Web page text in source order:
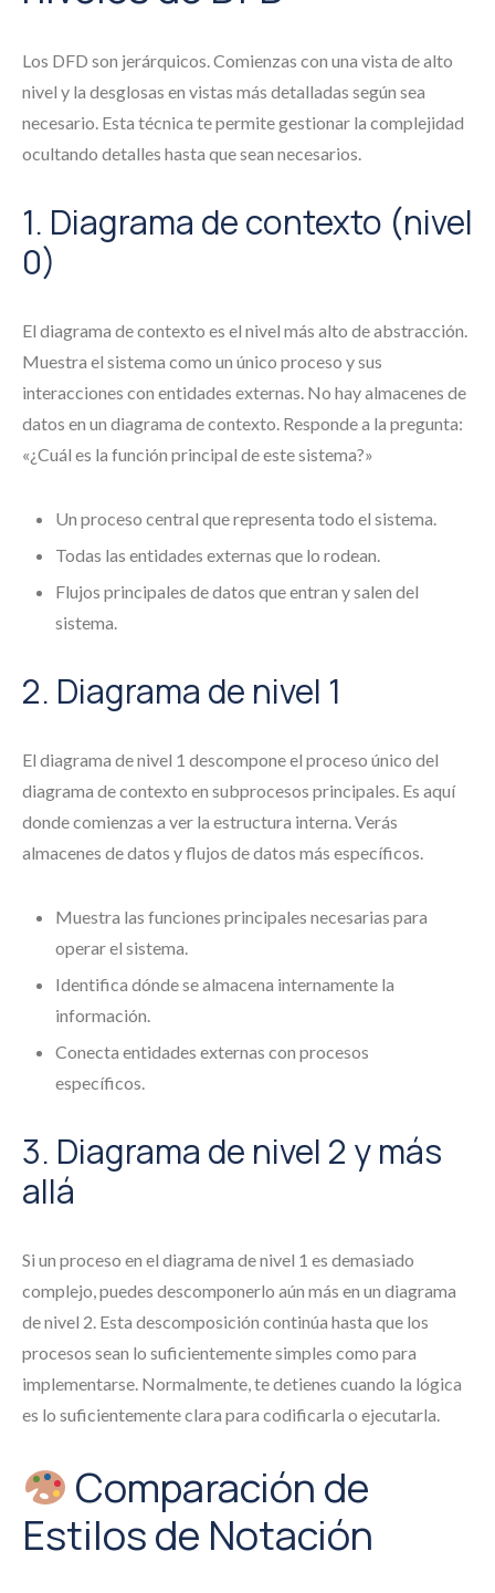
Los DFD son jerárquicos. Comienzas con una vista de alto
nivel y la desglosas en vistas más detalladas según sea
necesario. Esta técnica te permite gestionar la complejidad
ocultando detalles hasta que sean necesarios.
1. Diagrama de contexto (nivel
0)
El diagrama de contexto es el nivel más alto de abstracción.
Muestra el sistema como un único proceso y sus
interacciones con entidades externas. No hay almacenes de
datos en un diagrama de contexto. Responde a la pregunta:
«¿Cuál es la función principal de este sistema?»
Un proceso central que representa todo el sistema.
Todas las entidades externas que lo rodean.
Flujos principales de datos que entran y salen del
sistema.
2. Diagrama de nivel 1
El diagrama de nivel 1 descompone el proceso único del
diagrama de contexto en subprocesos principales. Es aquí
donde comienzas a ver la estructura interna. Verás
almacenes de datos y flujos de datos más específicos.
Muestra las funciones principales necesarias para
operar el sistema.
Identifica dónde se almacena internamente la
información.
Conecta entidades externas con procesos
específicos.
3. Diagrama de nivel 2 y más
allá
Si un proceso en el diagrama de nivel 1 es demasiado
complejo, puedes descomponerlo aún más en un diagrama
de nivel 2. Esta descomposición continúa hasta que los
procesos sean lo suficientemente simples como para
implementarse. Normalmente, te detienes cuando la lógica
es lo suficientemente clara para codificarla o ejecutarla.
Comparación de
Estilos de Notación